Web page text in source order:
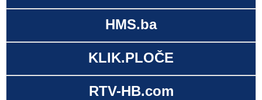
HMS.ba
KLIK.PLOČE
RTV-HB.com